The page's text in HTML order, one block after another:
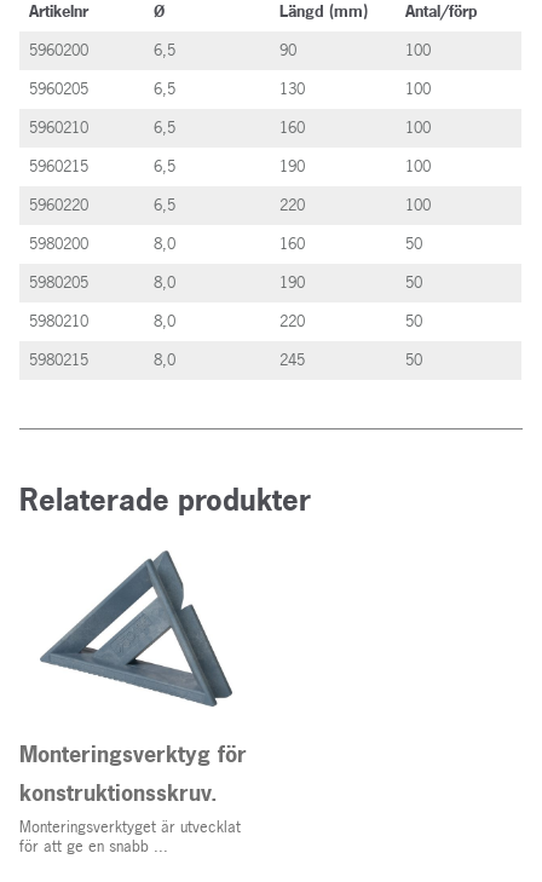
Artikelnr Ø Längd (mm)
Antal/förp
5960200
6,5 90
100
5960205
6,5 130
100
5960210
6,5 160
100
5960215
6,5 190
100
5960220
6,5 220
100
5980200
8,0 160
50
5980205
8,0 190
50
5980210
8,0 220
50
5980215
8,0 245 50
Relaterade produkter
Monteringsverktyg för
konstruktionsskruv.
Monteringsverktyget är utvecklat
för att ge en snabb ...